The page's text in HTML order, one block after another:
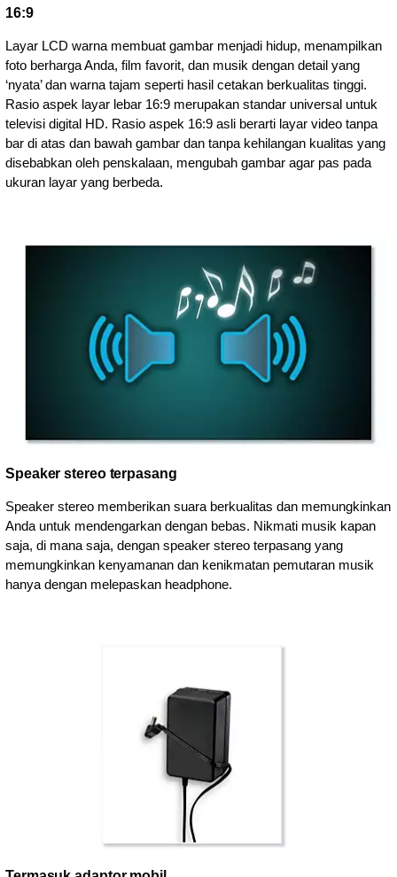
16:9
Layar LCD warna membuat gambar menjadi hidup, menampilkan
foto berharga Anda, film favorit, dan musik dengan detail yang
‘nyata’ dan warna tajam seperti hasil cetakan berkualitas tinggi.
Rasio aspek layar lebar 16:9 merupakan standar universal untuk
televisi digital HD. Rasio aspek 16:9 asli berarti layar video tanpa
bar di atas dan bawah gambar dan tanpa kehilangan kualitas yang
disebabkan oleh penskalaan, mengubah gambar agar pas pada
ukuran layar yang berbeda.
Speaker stereo terpasang
Speaker stereo memberikan suara berkualitas dan memungkinkan
Anda untuk mendengarkan dengan bebas. Nikmati musik kapan
saja, di mana saja, dengan speaker stereo terpasang yang
memungkinkan kenyamanan dan kenikmatan pemutaran musik
hanya dengan melepaskan headphone.